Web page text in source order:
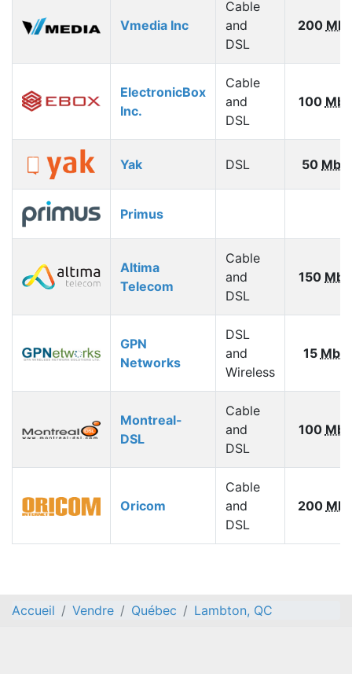
Vmedia Inc
Cable
and
DSL
200
ElectronicBox
Inc.
Cable
and
DSL
100
Yak DSL 50
Primus
Altima
Telecom
Cable
and
DSL
150
GPN
Networks
DSL
and
Wireless
15
Montreal-
DSL
Cable
and
DSL
100
Oricom
Cable
and
DSL
200
Accueil Vendre Québec Lambton, QC